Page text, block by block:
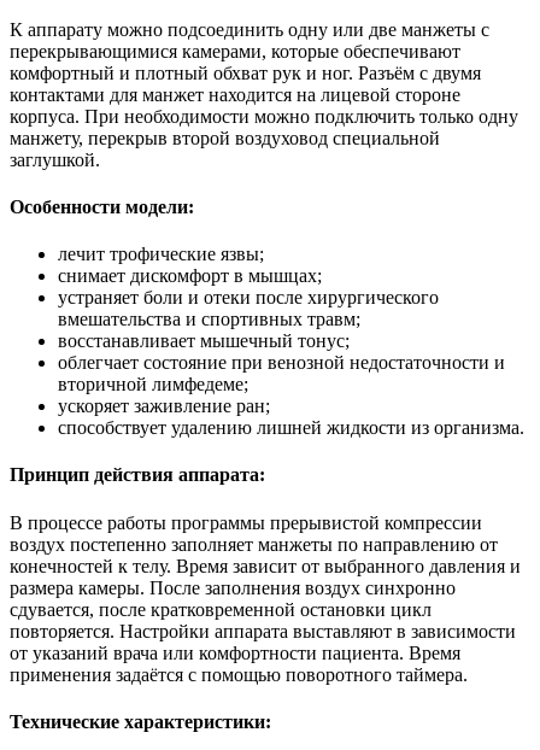
К аппарату можно подсоединить одну или две манжеты с
перекрывающимися камерами, которые обеспечивают
комфортный и плотный обхват рук и ног. Разъём с двумя
контактами для манжет находится на лицевой стороне
корпуса. При необходимости можно подключить только одну
манжету, перекрыв второй воздуховод специальной
заглушкой.
Особенности модели:
лечит трофические язвы;
снимает дискомфорт в мышцах;
устраняет боли и отеки после хирургического
вмешательства и спортивных травм;
восстанавливает мышечный тонус;
облегчает состояние при венозной недостаточности и
вторичной лимфедеме;
ускоряет заживление ран;
способствует удалению лишней жидкости из организма.
Принцип действия аппарата:
В процессе работы программы прерывистой компрессии
воздух постепенно заполняет манжеты по направлению от
конечностей к телу. Время зависит от выбранного давления и
размера камеры. После заполнения воздух синхронно
сдувается, после кратковременной остановки цикл
повторяется. Настройки аппарата выставляют в зависимости
от указаний врача или комфортности пациента. Время
применения задаётся с помощью поворотного таймера.
Технические характеристики: